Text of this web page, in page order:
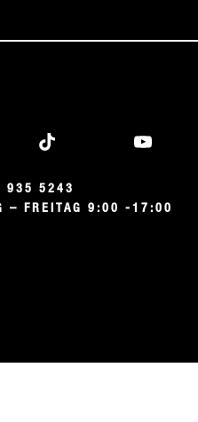
935 5243
– FREITAG 9:00 -17:00